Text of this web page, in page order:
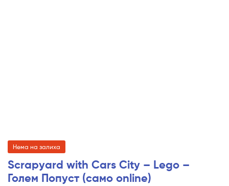
Нема на залиха
Scrapyard with Cars City – Lego –
Голем Попуст (само online)